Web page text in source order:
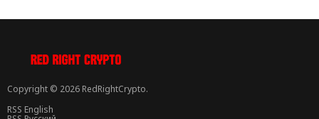
Copyright © 2026 RedRightCrypto.
RSS English